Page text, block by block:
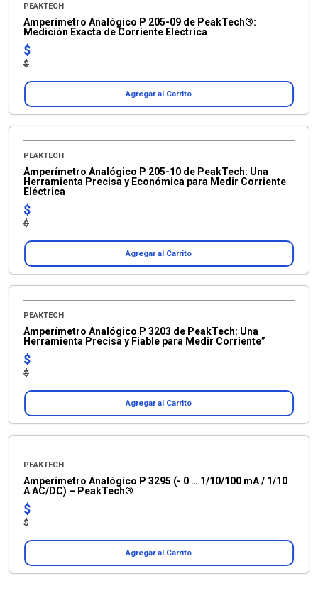
PEAKTECH
Amperímetro Analógico P 205-09 de PeakTech®:
Medición Exacta de Corriente Eléctrica
$
$
Agregar al Carrito
PEAKTECH
Amperímetro Analógico P 205-10 de PeakTech: Una
Herramienta Precisa y Económica para Medir Corriente
Eléctrica
$
$
Agregar al Carrito
PEAKTECH
Amperímetro Analógico P 3203 de PeakTech: Una
Herramienta Precisa y Fiable para Medir Corriente”
$
$
Agregar al Carrito
PEAKTECH
Amperímetro Analógico P 3295 (- 0 … 1/10/100 mA / 1/10
A AC/DC) – PeakTech®
$
$
Agregar al Carrito